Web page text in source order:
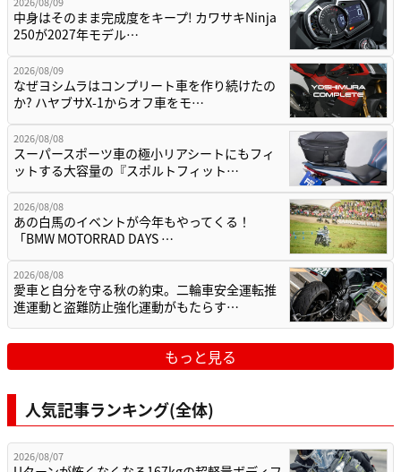
中身はそのまま完成度をキープ! カワサキNinja
250が2027年モデル…
2026/08/09
なぜヨシムラはコンプリート車を作り続けたの
か? ハヤブサX-1からオフ車をモ…
2026/08/08
スーパースポーツ車の極小リアシートにもフィ
ットする大容量の『スポルトフィット…
2026/08/08
あの白馬のイベントが今年もやってくる！
「BMW MOTORRAD DAYS …
2026/08/08
愛車と自分を守る秋の約束。二輪車安全運転推
進運動と盗難防止強化運動がもたらす…
もっと見る
人気記事ランキング(全体)
2026/08/07